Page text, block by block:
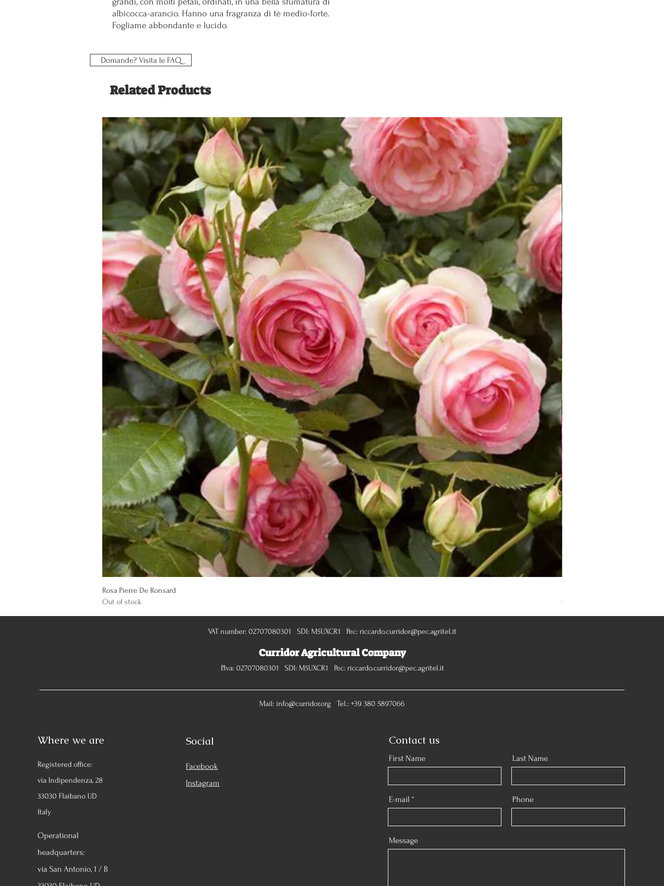
albicocca-arancio. Hanno una fragranza di tè medio-forte.
Fogliame abbondante e lucido.
Domande? Visita le FAQ
Related Products
Rosa Pierre De Ronsard
Out of stock
Out of stock
VAT number: 02707080301 SDI: M5UXCR1 Pec: riccardo.curridor@pec.agritel.it
Curridor Agricultural Company
P.Iva: 02707080301 SDI: M5UXCR1 Pec: riccardo.curridor@pec.agritel.it
Mail: info@curridor.org Tel.: +39 380 5897066
Where we are
Registered office:
via Indipendenza, 28
33030 Flaibano UD
Italy
Operational
headquarters:
via San Antonio, 1 / B
Social
Facebook
Instagram
Contact us
First Name Last Name
E-mail Phone
Message